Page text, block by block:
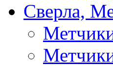
Сверла,